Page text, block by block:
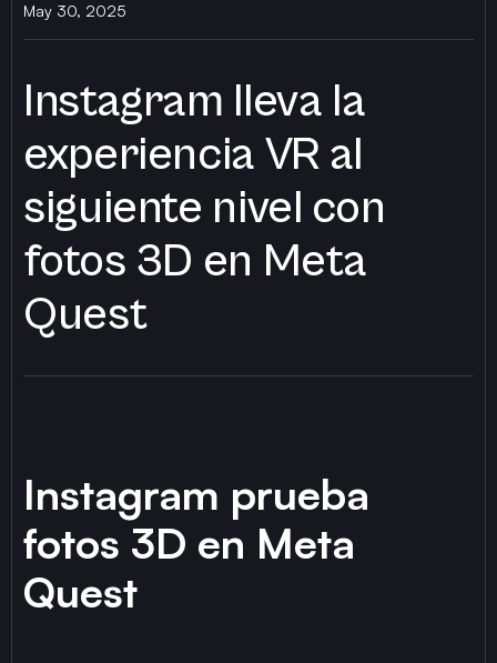
May 30, 2025
Instagram lleva la
experiencia VR al
siguiente nivel con
fotos 3D en Meta
Quest
Instagram prueba
fotos 3D en Meta
Quest